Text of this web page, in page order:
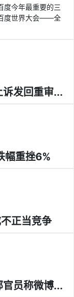
度今年最重要的三
度世界大会——全
发回重审...
幅重挫6%
正当竞争
员称微博...